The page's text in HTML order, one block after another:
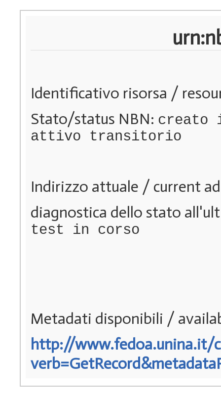
Identificativo risorsa /
Stato/status NBN: creato
attivo transitorio
Indirizzo attuale / current
diagnostica dello stato
test in corso
Metadati disponibili /
http://www.fedoa.unina.it/